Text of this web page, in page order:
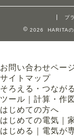
プ
2026 HARITAの
お問い合わせペー
サイトマップ
そろえる・つなが
ツール｜計算・作
はじめての方へ
はじめての電気｜
はじめる｜電気が